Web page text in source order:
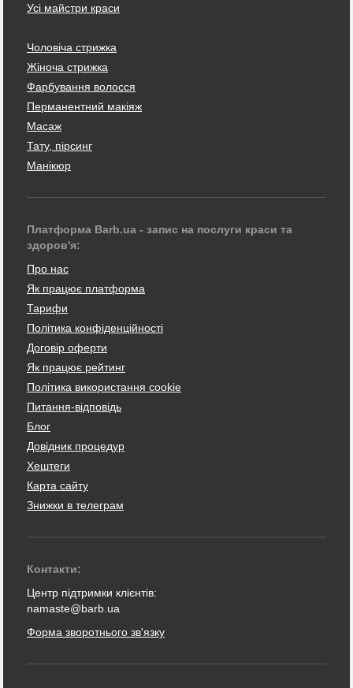
Усі майстри краси
Чоловіча стрижка
Жіноча стрижка
Фарбування волосся
Перманентний макіяж
Масаж
Тату, пірсинг
Манікюр
Платформа Barb.ua - запис на послуги краси та
здоров'я:
Про нас
Як працює платформа
Тарифи
Політика конфіденційності
Договір оферти
Як працює рейтинг
Політика використання cookie
Питання-відповідь
Блог
Довідник процедур
Хештеги
Карта сайту
Знижки в телеграм
Контакти:
Центр підтримки клієнтів:
namaste@barb.ua
Форма зворотнього зв'язку